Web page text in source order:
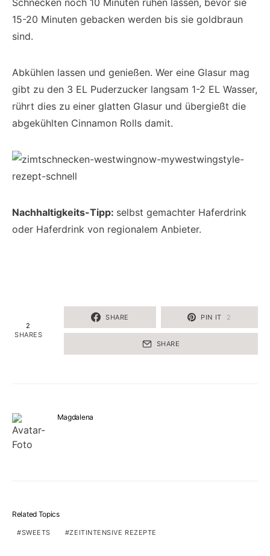
Schnecken noch 10 Minuten ruhen lassen, bevor sie
15-20 Minuten gebacken werden bis sie goldbraun
sind.
Abkühlen lassen und genießen. Wer eine Glasur mag
gibt zu den 3 EL Puderzucker langsam 1-2 EL Wasser,
rührt dies zu einer glatten Glasur und übergießt die
abgekühlten Cinnamon Rolls damit.
Nachhaltigkeits-Tipp: selbst gemachter Haferdrink
oder Haferdrink von regionalem Anbieter.
2
SHARES
SHARE PIN IT 2
SHARE
Magdalena
Related Topics
SWEETS ZEITINTENSIVE REZEPTE